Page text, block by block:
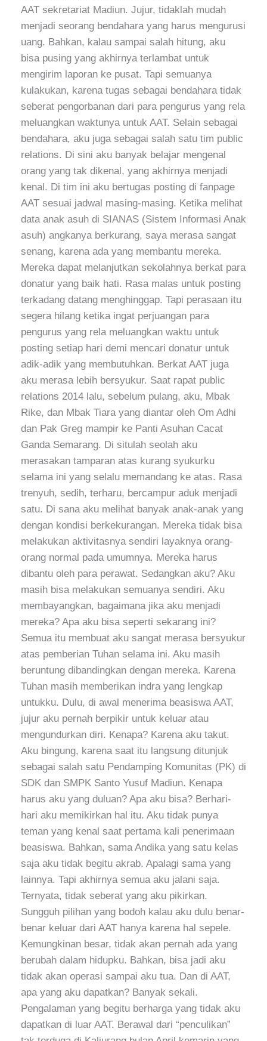
AAT sekretariat Madiun. Jujur, tidaklah mudah
menjadi seorang bendahara yang harus mengurusi
uang. Bahkan, kalau sampai salah hitung, aku
bisa pusing yang akhirnya terlambat untuk
mengirim laporan ke pusat. Tapi semuanya
kulakukan, karena tugas sebagai bendahara tidak
seberat pengorbanan dari para pengurus yang rela
meluangkan waktunya untuk AAT. Selain sebagai
bendahara, aku juga sebagai salah satu tim public
relations. Di sini aku banyak belajar mengenal
orang yang tak dikenal, yang akhirnya menjadi
kenal. Di tim ini aku bertugas posting di fanpage
AAT sesuai jadwal masing-masing. Ketika melihat
data anak asuh di SIANAS (Sistem Informasi Anak
asuh) angkanya berkurang, saya merasa sangat
senang, karena ada yang membantu mereka.
Mereka dapat melanjutkan sekolahnya berkat para
donatur yang baik hati. Rasa malas untuk posting
terkadang datang menghinggap. Tapi perasaan itu
segera hilang ketika ingat perjuangan para
pengurus yang rela meluangkan waktu untuk
posting setiap hari demi mencari donatur untuk
adik-adik yang membutuhkan. Berkat AAT juga
aku merasa lebih bersyukur. Saat rapat public
relations 2014 lalu, sebelum pulang, aku, Mbak
Rike, dan Mbak Tiara yang diantar oleh Om Adhi
dan Pak Greg mampir ke Panti Asuhan Cacat
Ganda Semarang. Di situlah seolah aku
merasakan tamparan atas kurang syukurku
selama ini yang selalu memandang ke atas. Rasa
trenyuh, sedih, terharu, bercampur aduk menjadi
satu. Di sana aku melihat banyak anak-anak yang
dengan kondisi berkekurangan. Mereka tidak bisa
melakukan aktivitasnya sendiri layaknya orang-
orang normal pada umumnya. Mereka harus
dibantu oleh para perawat. Sedangkan aku? Aku
masih bisa melakukan semuanya sendiri. Aku
membayangkan, bagaimana jika aku menjadi
mereka? Apa aku bisa seperti sekarang ini?
Semua itu membuat aku sangat merasa bersyukur
atas pemberian Tuhan selama ini. Aku masih
beruntung dibandingkan dengan mereka. Karena
Tuhan masih memberikan indra yang lengkap
untukku. Dulu, di awal menerima beasiswa AAT,
jujur aku pernah berpikir untuk keluar atau
mengundurkan diri. Kenapa? Karena aku takut.
Aku bingung, karena saat itu langsung ditunjuk
sebagai salah satu Pendamping Komunitas (PK) di
SDK dan SMPK Santo Yusuf Madiun. Kenapa
harus aku yang duluan? Apa aku bisa? Berhari-
hari aku memikirkan hal itu. Aku tidak punya
teman yang kenal saat pertama kali penerimaan
beasiswa. Bahkan, sama Andika yang satu kelas
saja aku tidak begitu akrab. Apalagi sama yang
lainnya. Tapi akhirnya semua aku jalani saja.
Ternyata, tidak seberat yang aku pikirkan.
Sungguh pilihan yang bodoh kalau aku dulu benar-
benar keluar dari AAT hanya karena hal sepele.
Kemungkinan besar, tidak akan pernah ada yang
berubah dalam hidupku. Bahkan, bisa jadi aku
tidak akan operasi sampai aku tua. Dan di AAT,
apa yang aku dapatkan? Banyak sekali.
Pengalaman yang begitu berharga yang tidak aku
dapatkan di luar AAT. Berawal dari “penculikan”